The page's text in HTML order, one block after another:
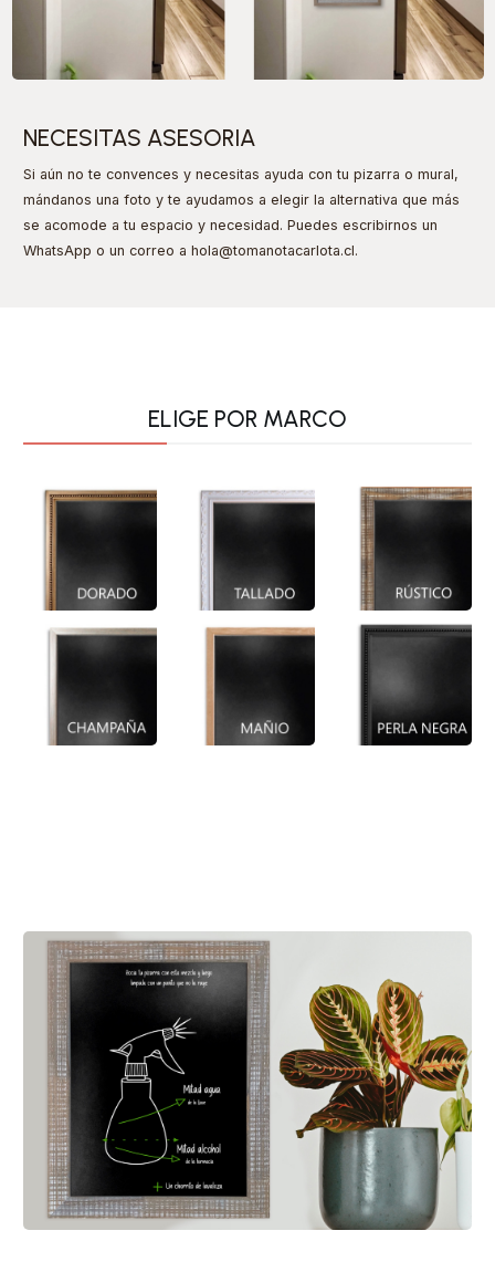
NECESITAS ASESORIA
Si aún no te convences y necesitas ayuda con tu pizarra o mural,
mándanos una foto y te ayudamos a elegir la alternativa que más
se acomode a tu espacio y necesidad. Puedes escribirnos un
WhatsApp o un correo a hola@tomanotacarlota.cl.
ELIGE POR MARCO